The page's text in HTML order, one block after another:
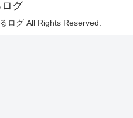
グ
ログ All Rights Reserved.